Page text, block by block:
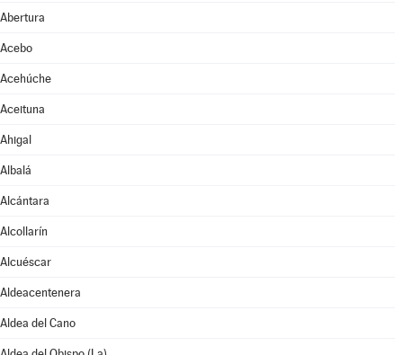
Abertura
Acebo
Acehúche
Aceituna
Ahigal
Albalá
Alcántara
Alcollarín
Alcuéscar
Aldeacentenera
Aldea del Cano